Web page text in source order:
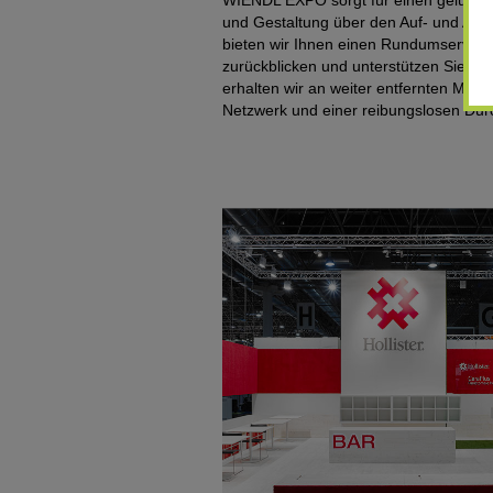
und Gestaltung über den Auf- und
bieten wir Ihnen einen
zurückblicken und unterstützen Sie
erhalten wir an weiter entfernten
Netzwerk und einer reibungslosen